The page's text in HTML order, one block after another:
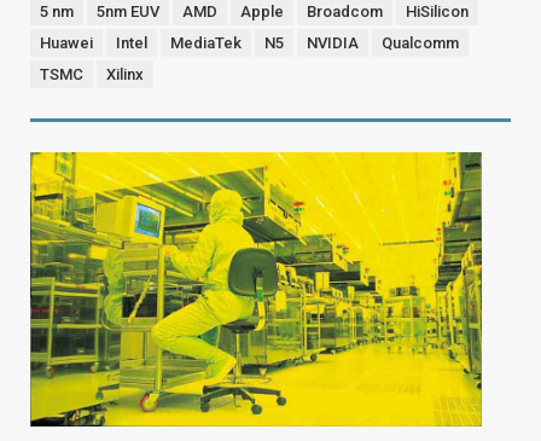
5 nm 5nm EUV AMD Apple Broadcom
HiSilicon
Huawei
Intel MediaTek N5 NVIDIA
Qualcomm
TSMC
Xilinx